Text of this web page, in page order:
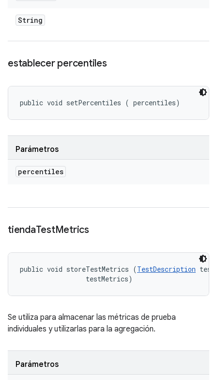
String
establecer percentiles
public void setPercentiles ( percentiles)
Parámetros
percentiles
tiendaTestMetrics
public void storeTestMetrics (TestDescription
testMetrics)
Se utiliza para almacenar las métricas de prueba
individuales y utilizarlas para la agregación.
Parámetros